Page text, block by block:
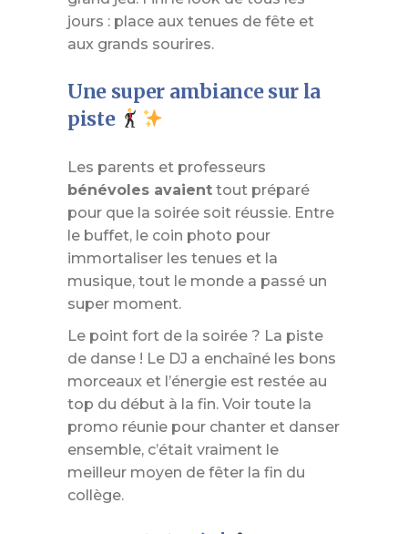
jours : place aux tenues de fête et
aux grands sourires.
Une super ambiance sur la
piste
Les parents et professeurs
bénévoles avaient tout préparé
pour que la soirée soit réussie. Entre
le buffet, le coin photo pour
immortaliser les tenues et la
musique, tout le monde a passé un
super moment.
Le point fort de la soirée ? La piste
de danse ! Le DJ a enchaîné les bons
morceaux et l’énergie est restée au
top du début à la fin. Voir toute la
promo réunie pour chanter et danser
ensemble, c’était vraiment le
meilleur moyen de fêter la fin du
collège.